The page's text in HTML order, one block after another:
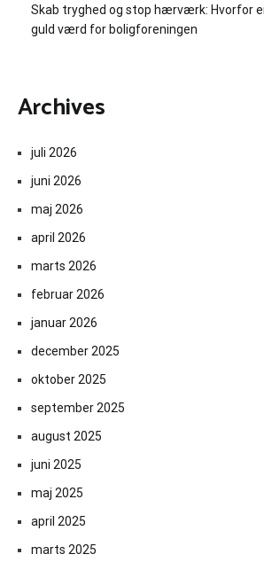
Skab tryghed og stop hærværk: Hvorfor
guld værd for boligforeningen
Archives
juli 2026
juni 2026
maj 2026
april 2026
marts 2026
februar 2026
januar 2026
december 2025
oktober 2025
september 2025
august 2025
juni 2025
maj 2025
april 2025
marts 2025